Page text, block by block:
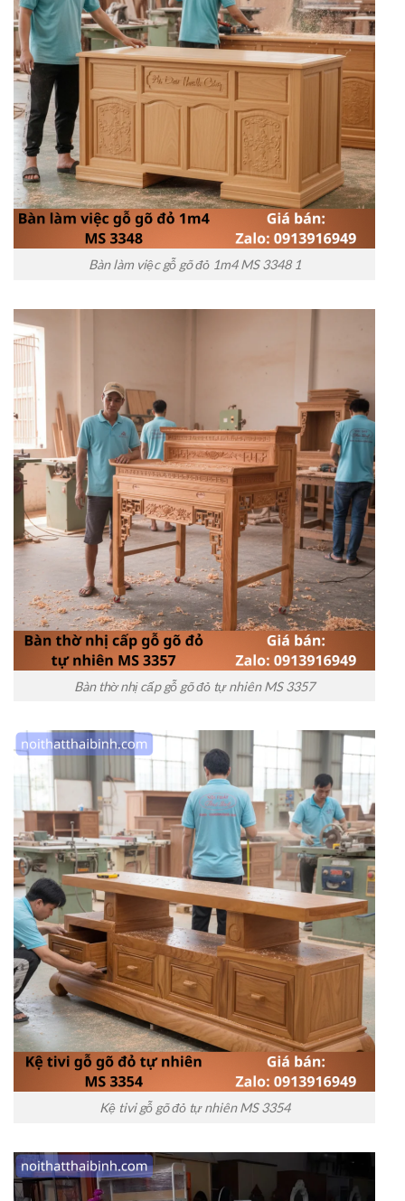
Bàn làm việc gỗ gõ đỏ 1m4 MS 3348 1
Bàn thờ nhị cấp gỗ gõ đỏ tự nhiên MS 3357
Kệ tivi gỗ gõ đỏ tự nhiên MS 3354